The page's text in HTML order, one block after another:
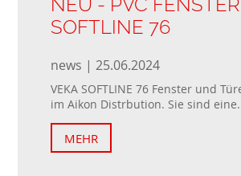
SOFTLINE 76
news | 25.06.2024
VEKA SOFTLINE 76 Fenster und
im Aikon Distrbution. Sie sind
MEHR